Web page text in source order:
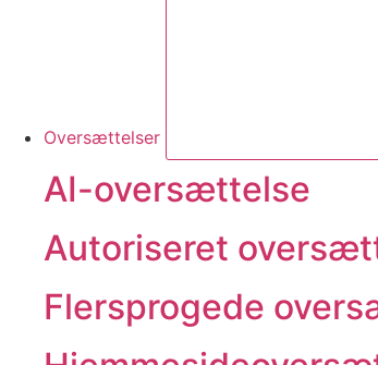
Oversættelser
AI-oversættelse
Autoriseret
Flersprogede